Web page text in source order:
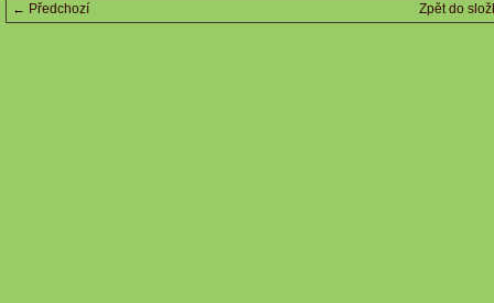
← Předchozí Zpět do